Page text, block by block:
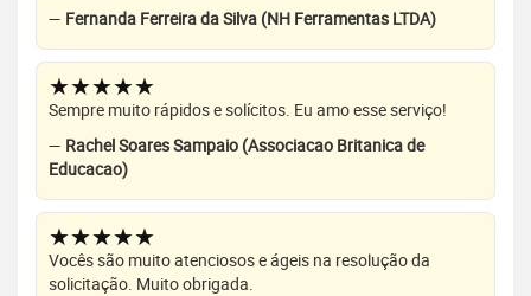
— Fernanda Ferreira da Silva (NH Ferramentas LTDA)
★★★★★
Sempre muito rápidos e solícitos. Eu amo esse serviço!
— Rachel Soares Sampaio (Associacao Britanica de
Educacao)
★★★★★
Vocês são muito atenciosos e ágeis na resolução da
solicitação. Muito obrigada.